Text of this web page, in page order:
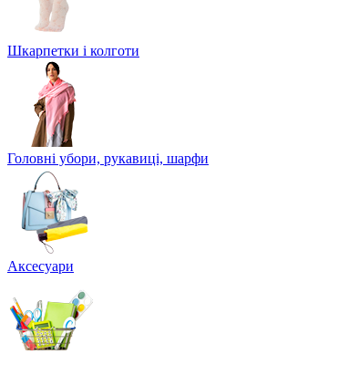
Шкарпетки і колготи
Головні убори, рукавиці, шарфи
Аксесуари